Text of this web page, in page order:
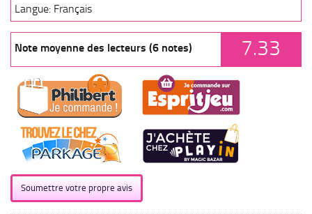
Langue: Français
Note moyenne des lecteurs (6 notes) 7.33
Soumettre votre propre avis